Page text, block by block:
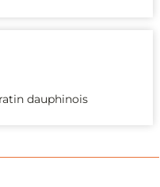
dauphinois